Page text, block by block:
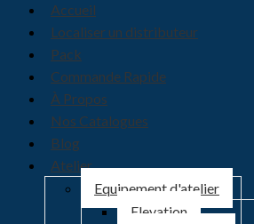
Accueil
Localiser un distributeur
Pack
Commande Rapide
À Propos
Nos Catalogues
Blog
Atelier
Equipement d'atelier
Elevation